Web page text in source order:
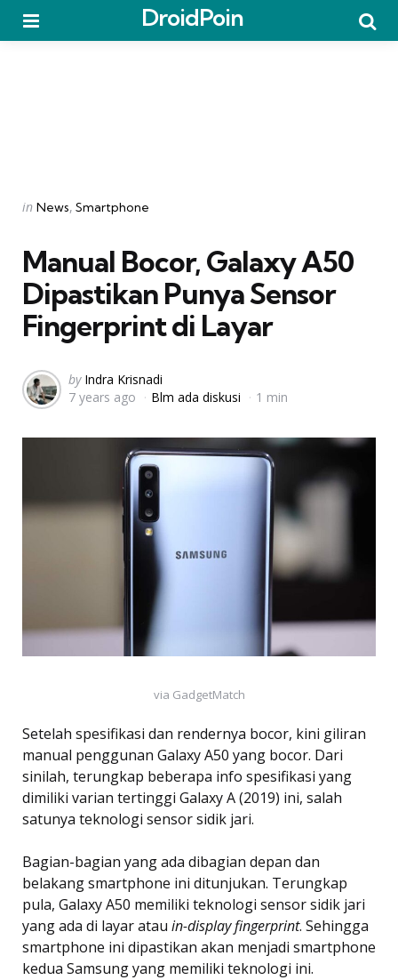
DroidPoin
Categories
Posted
in News Smartphone
Manual Bocor, Galaxy A50
Dipastikan Punya Sensor
Fingerprint di Layar
Posted
by
by Indra Krisnadi
7 years ago
Blm ada diskusi 1 min
via GadgetMatch
Setelah spesifikasi dan rendernya bocor, kini giliran
manual penggunan Galaxy A50 yang bocor. Dari
sinilah, terungkap beberapa info spesifikasi yang
dimiliki varian tertinggi Galaxy A (2019) ini, salah
satunya teknologi sensor sidik jari.
Bagian-bagian yang ada dibagian depan dan
belakang smartphone ini ditunjukan. Terungkap
pula, Galaxy A50 memiliki teknologi sensor sidik jari
yang ada di layar atau in-display fingerprint. Sehingga
smartphone ini dipastikan akan menjadi smartphone
kedua Samsung yang memiliki teknologi ini.